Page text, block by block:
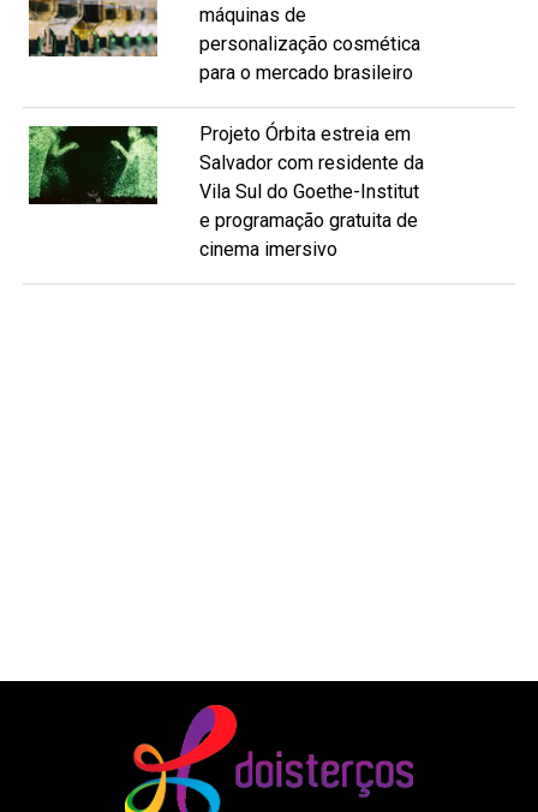
máquinas de
personalização cosmética
para o mercado brasileiro
Projeto Órbita estreia em
Salvador com residente da
Vila Sul do Goethe-Institut
e programação gratuita de
cinema imersivo